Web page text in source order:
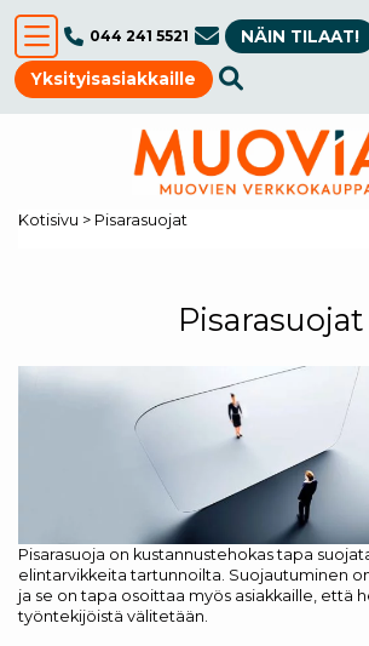
044 241 5521 NÄIN TILAAT!
Yksityisasiakkaille
Kotisivu > Pisarasuojat
Pisarasuojat
Pisarasuoja on kustannustehokas tapa
elintarvikkeita tartunnoilta. Suojautuminen
ja se on tapa osoittaa myös asiakkaille, että
työntekijöistä välitetään.